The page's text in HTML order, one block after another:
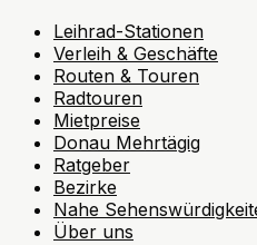
Leihrad-Stationen
Verleih & Geschäfte
Routen & Touren
Radtouren
Mietpreise
Donau Mehrtägig
Ratgeber
Bezirke
Nahe
Über uns